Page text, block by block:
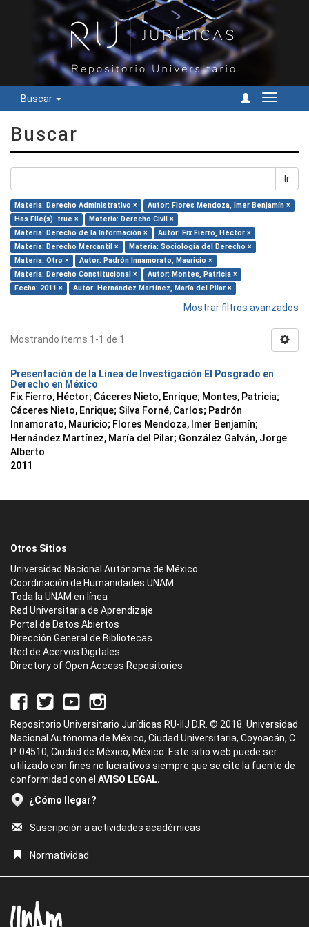
Buscar
Cambiar
Buscar
Ir
Materia: Derecho Administrativo ×
Autor: Flores Mendoza, Imer Benjamín ×
Has File(s): true ×
Materia: Derecho Civil ×
Materia: Derecho de la Información ×
Autor: Fix Fierro, Héctor ×
Materia: Derecho Mercantil ×
Materia: Sociología del Derecho ×
Materia: Otro ×
Autor: Padrón Innamorato, Mauricio ×
Materia: Derecho Constitucional ×
Autor: Montes, Patricia ×
Fecha: 2011 ×
Autor: Hernández Martínez, María del Pilar ×
Mostrar filtros avanzados
Mostrando ítems 1-1 de 1
Presentación de la Línea de Investigación El Posgrado en
Derecho en México
Fix Fierro, Héctor; Cáceres Nieto, Enrique; Montes, Patricia;
Cáceres Nieto, Enrique; Silva Forné, Carlos; Padrón
Innamorato, Mauricio; Flores Mendoza, Imer Benjamín;
Hernández Martínez, María del Pilar; González Galván, Jorge
Alberto
2011
Otros Sitios
Universidad Nacional Autónoma de México
Coordinación de Humanidades UNAM
Toda la UNAM en línea
Red Universitaria de Aprendizaje
Portal de Datos Abiertos
Dirección General de Bibliotecas
Red de Acervos Digitales
Directory of Open Access Repositories
Repositorio Universitario Jurídicas RU-IIJ D.R. © 2018. Universidad
Nacional Autónoma de México, Ciudad Universitaria, Coyoacán, C.
P. 04510, Ciudad de México, México. Este sitio web puede ser
utilizado con fines no lucrativos siempre que se cite la fuente de
conformidad con el AVISO LEGAL.
¿Cómo llegar?
Suscripción a actividades académicas
Normatividad